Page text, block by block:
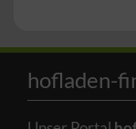
hofladen-